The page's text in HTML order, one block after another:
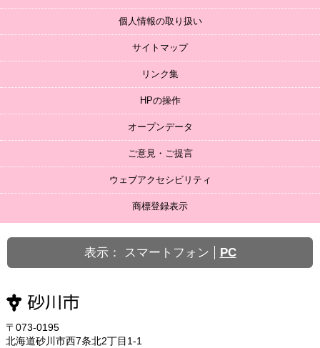
個人情報の取り扱い
サイトマップ
リンク集
HPの操作
オープンデータ
ご意見・ご提言
ウェブアクセシビリティ
商標登録表示
表示： スマートフォン PC
〒073-0195
北海道砂川市西7条北2丁目1-1